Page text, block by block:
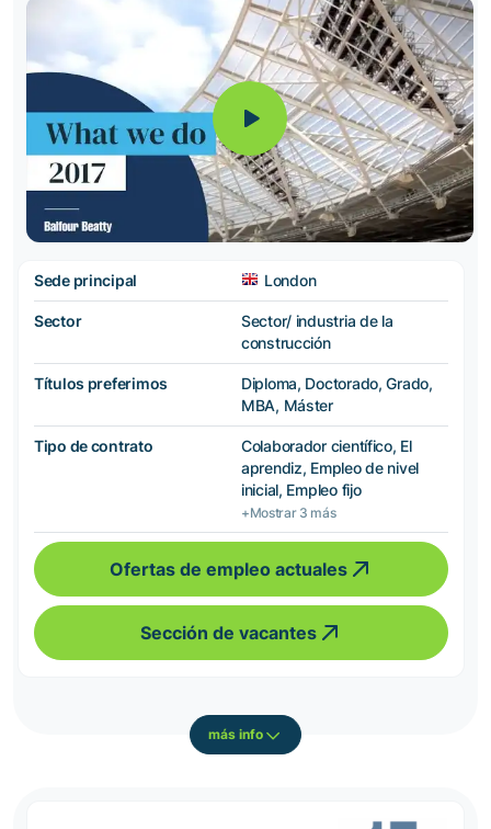
Sede principal London
Sector
Sector/ industria de la
construcción
Títulos preferimos
Diploma, Doctorado, Grado,
MBA, Máster
Tipo de contrato
Colaborador científico, El
aprendiz, Empleo de nivel
inicial, Empleo fijo
+Mostrar 3 más
Ofertas de empleo actuales
Sección de vacantes
más info